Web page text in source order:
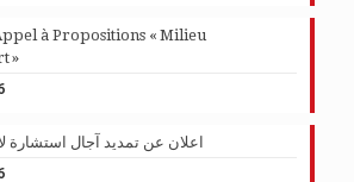
à Propositions « Milieu
»
اعلان عن تمديد آجال استشارة